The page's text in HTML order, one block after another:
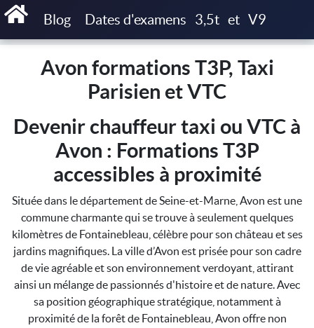
Blog Dates d'examens 3,5t et V9
Accueil Avon formations T3P, Taxi Parisien et VTC
Avon formations T3P, Taxi
Parisien et VTC
Devenir chauffeur taxi ou VTC à
Avon : Formations T3P
accessibles à proximité
Située dans le département de Seine-et-Marne, Avon est une
commune charmante qui se trouve à seulement quelques
kilomètres de Fontainebleau, célèbre pour son château et ses
jardins magnifiques. La ville d’Avon est prisée pour son cadre
de vie agréable et son environnement verdoyant, attirant
ainsi un mélange de passionnés d'histoire et de nature. Avec
sa position géographique stratégique, notamment à
proximité de la forêt de Fontainebleau, Avon offre non